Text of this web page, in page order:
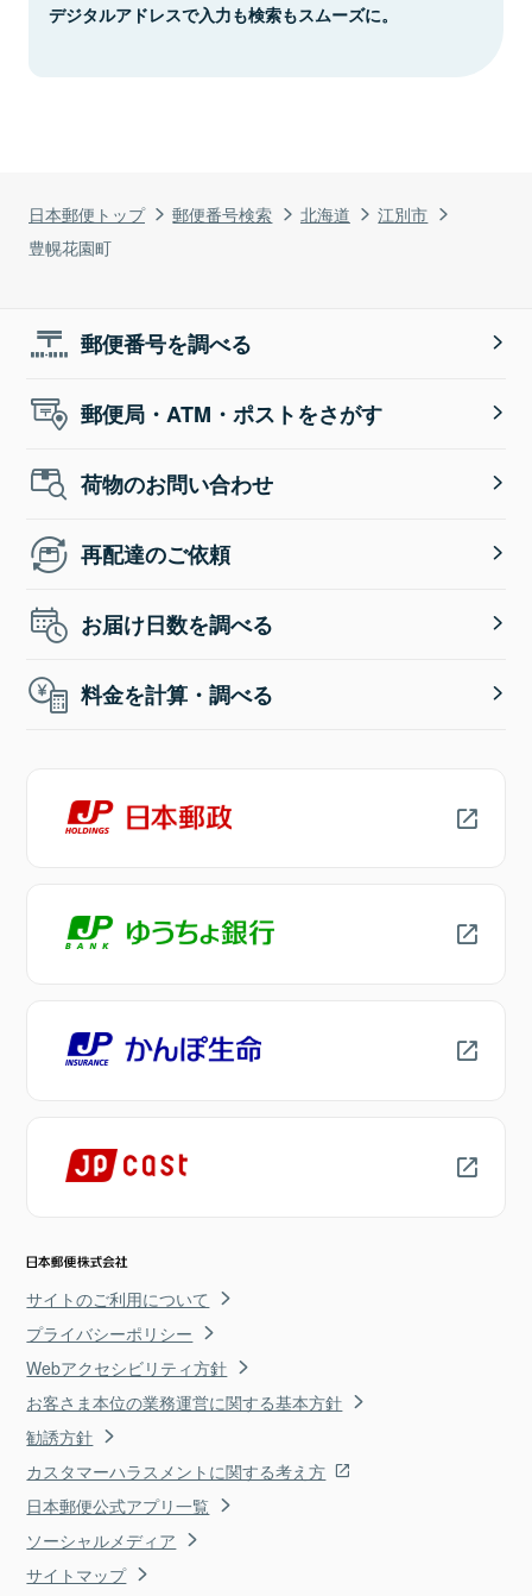
日本郵便トップ 郵便番号検索 北海道
江別市
豊幌花園町
デジタルアドレスで入力も検索もスムーズに。
郵便番号を調べる
郵便局・ATM・ポストをさがす
荷物のお問い合わせ
再配達のご依頼
お届け日数を調べる
料金を計算・調べる
サイトのご利用について
プライバシーポリシー
Webアクセシビリティ方針
お客さま本位の業務運営に関する基本方針
勧誘方針
カスタマーハラスメントに関する考え方
日本郵便公式アプリ一覧
ソーシャルメディア
サイトマップ